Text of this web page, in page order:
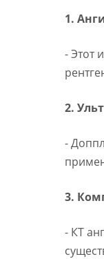
1.
- Этот
2.
-
3.
- КТ